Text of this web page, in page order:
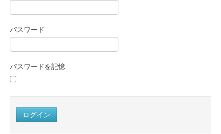
パスワード
パスワードを記憶